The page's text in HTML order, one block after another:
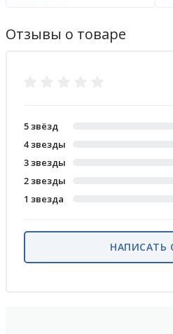
Отзывы о товаре
5 звёзд
4 звезды
3 звезды
2 звезды
1 звезда
НАПИСАТЬ